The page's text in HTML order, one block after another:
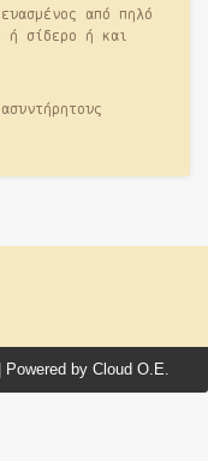
από πηλό
ή σίδερο ή και
by Cloud O.E.